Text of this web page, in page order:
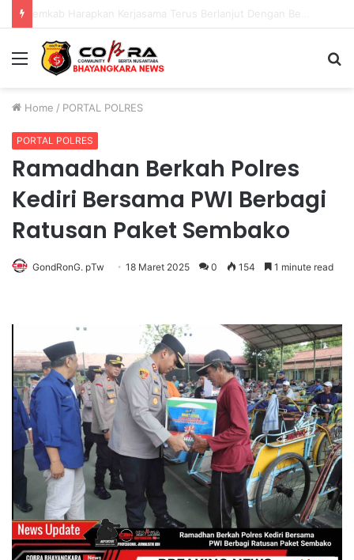
Menu
Home / PORTAL POLRES
PORTAL POLRES
Ramadhan Berkah Polres
Kediri Bersama PWI Berbagi
Ratusan Paket Sembako
GondRonG. pTw 18 Maret 2025 0 154 1 minute read